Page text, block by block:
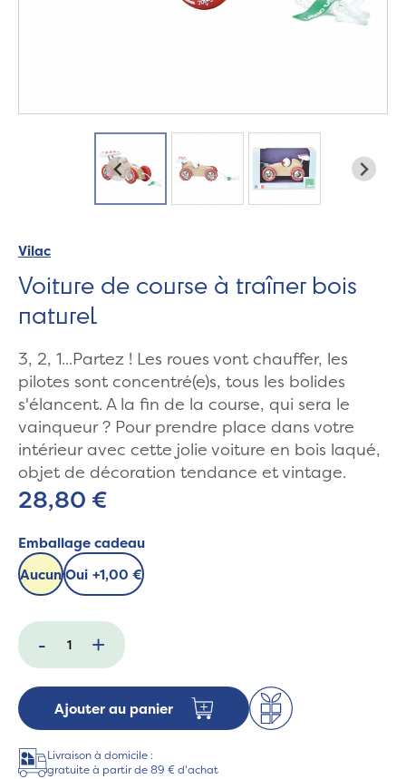
Vilac
Voiture de course à traîner bois
naturel
3, 2, 1...Partez ! Les roues vont chauffer, les
pilotes sont concentré(e)s, tous les bolides
s'élancent. A la fin de la course, qui sera le
vainqueur ? Pour prendre place dans votre
intérieur avec cette jolie voiture en bois laqué,
objet de décoration tendance et vintage.
28,80 €
Emballage cadeau
AucunOui +1,00 €
- +
Ajouter au panier
Livraison à domicile :
gratuite à partir de 89 € d'achat